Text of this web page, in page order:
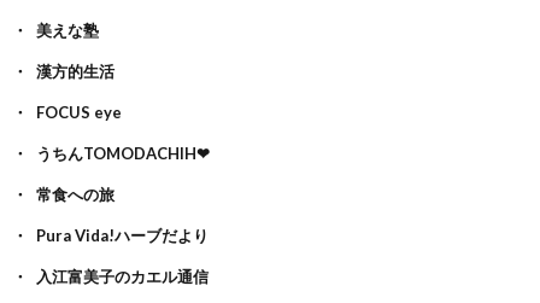
美えな塾
漢方的生活
FOCUS eye
うちんTOMODACHIH❤
常食への旅
Pura Vida!ハーブだより
入江富美子のカエル通信